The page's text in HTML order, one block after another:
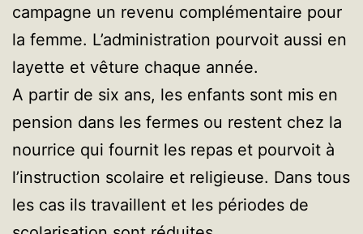
campagne un revenu complémentaire pour
la femme. L’administration pourvoit aussi en
layette et vêture chaque année.
A partir de six ans, les enfants sont mis en
pension dans les fermes ou restent chez la
nourrice qui fournit les repas et pourvoit à
l’instruction scolaire et religieuse. Dans tous
les cas ils travaillent et les périodes de